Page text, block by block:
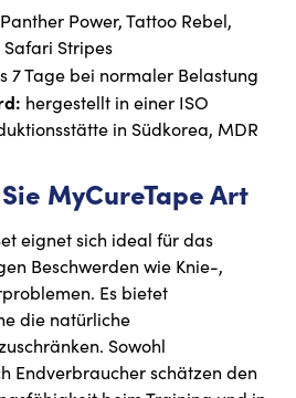
Panther Power, Tattoo Rebel,
Stripes
7 Tage bei normaler Belastung
hergestellt in einer ISO
in Südkorea, MDR
MyCureTape Art
eignet sich ideal für das
Beschwerden wie Knie-,
Es bietet
die natürliche
Sowohl
Endverbraucher schätzen den